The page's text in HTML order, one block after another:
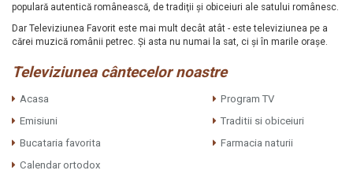
populară autentică românească, de tradiţii şi obiceiuri ale satului românesc.
Dar Televiziunea Favorit este mai mult decât atât - este televiziunea pe a
cărei muzică românii petrec. Şi asta nu numai la sat, ci şi în marile oraşe.
Televiziunea cântecelor noastre
Acasa
Program TV
Emisiuni
Traditii si obiceiuri
Bucataria favorita
Farmacia naturii
Calendar ortodox